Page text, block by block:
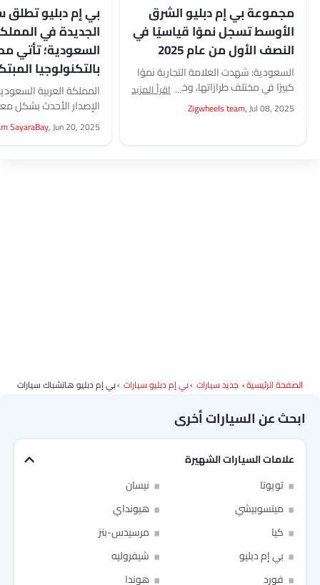
مجموعة بي إم دبليو الشرق
الأوسط تسجل نموًا قياسيًا في
النصف الأول من عام 2025
السعودية: شهدت العلامة التجارية نموًا
كبيرًا في مختلف طرازاتها، وخصوصًا في
فئة السيارات عالية الأداء. كما ارتفعت
خدمات دعم العملاء...
اقرأ المزيد
Zigwheels team,Jul 08, 2025
الجديدة في
السعودية؛ تأتي
بالتكنولوجيا
المملكة العربية
الإصدار الأحدث بشكل
حالات القيادة في
السعودية. أطلقت
SayaraBay,Jun 20, 2025
الصفحة الرئيسية جديد سيارات بي إم دبليو سيارات بي إم دبليو هاتشباك سيارات
ابحث عن السيارات أخرى
علامات السيارات الشهيرة
تويوتا
نيسان
ميتسوبيشي
هيونداي
كيا
مرسيدس-بنز
بي إم دبليو
شيفروليه
فورد
هوندا
Link Your Google Account
Link Your Facebook Account